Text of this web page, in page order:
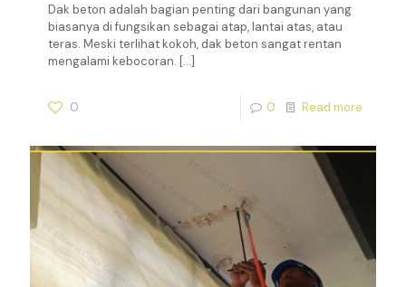
Dak beton adalah bagian penting dari bangunan yang
biasanya di fungsikan sebagai atap, lantai atas, atau
teras. Meski terlihat kokoh, dak beton sangat rentan
mengalami kebocoran. […]
0 0 Read more